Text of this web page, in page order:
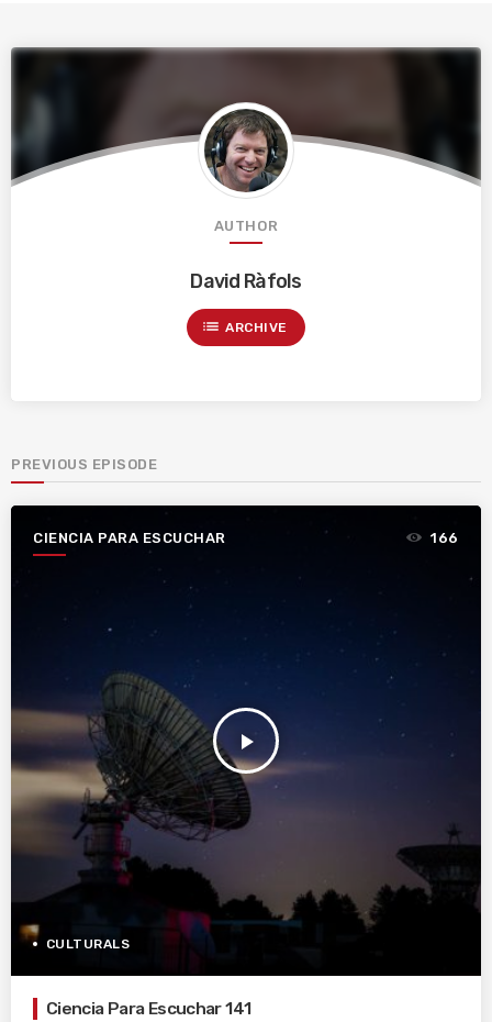
AUTHOR
David Ràfols
list ARCHIVE
PREVIOUS EPISODE
CIENCIA PARA ESCUCHAR
play_arrow
166
CULTURALS
Ciencia Para Escuchar 141